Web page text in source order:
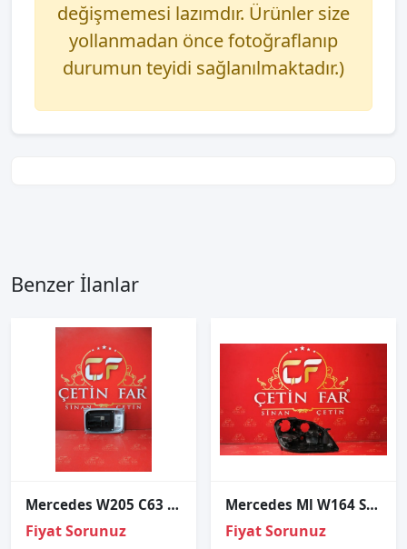
değişmemesi lazımdır. Ürünler size
yollanmadan önce fotoğraflanıp
durumun teyidi sağlanılmaktadır.)
Benzer İlanlar
Mercedes W205 C63 Multi̇beam Led Sağ Far Beyni̇ Sıfır
Fiyat Sorunuz
Mercedes Ml W164 Sağ Far Kasasi 2009-2012
Fiyat Sorunuz